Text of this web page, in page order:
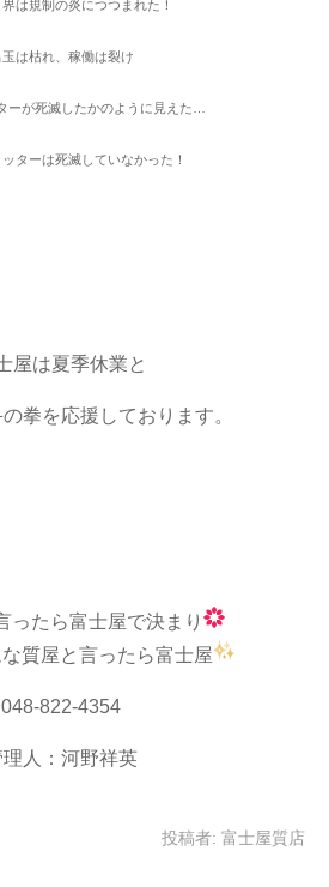
は規制の炎につつまれた！
玉は枯れ、稼働は裂け
ーが死滅したかのように見えた…
ターは死滅していなかった！
屋は夏季休業と
拳を応援しております。
ったら富士屋で決まり
質屋と言ったら富士屋
048-822-4354
理人：河野祥英
投稿者: 富士屋質店